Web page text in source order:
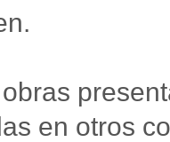
en otros